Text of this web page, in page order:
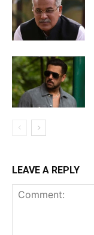
LEAVE A REPLY